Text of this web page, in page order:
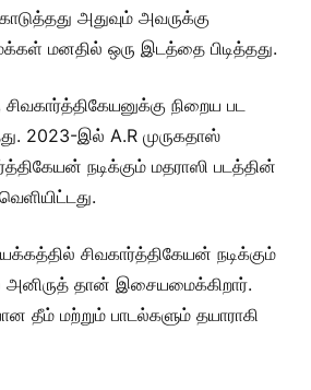
அதுவும் அவருக்கு
மனதில் ஒரு இடத்தை பிடித்தது.
சிவகார்த்திகேயனுக்கு நிறைய பட
2023-இல் A.R முருகதாஸ்
நடிக்கும் மதராஸி படத்தின்
சிவகார்த்திகேயன் நடிக்கும்
அனிருத் தான் இசையமைக்கிறார்.
தீம் மற்றும் பாடல்களும் தயாராகி